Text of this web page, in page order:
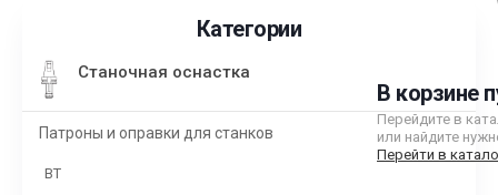
В корзине
Перейдите в
или найдите
Перейти в
Категории
Станочная оснастка
Патроны и оправки для станков
BT